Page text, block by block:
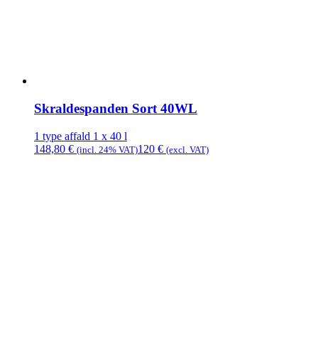
Skraldespanden Sort 40WL
1 type affald 1 x 40 l
148,80 € (incl. 24% VAT)120 € (excl. VAT)